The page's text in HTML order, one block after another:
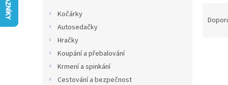
Kočárky
Autosedačky
Hračky
Koupání a přebalování
Krmení a spinkání
Cestování a bezpečnost